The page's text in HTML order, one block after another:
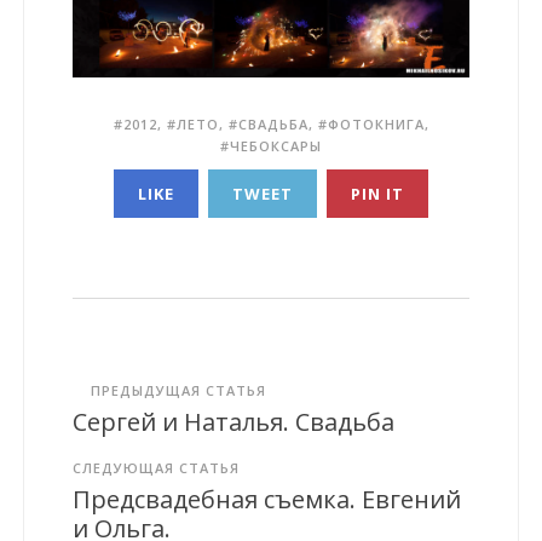
2012, ЛЕТО , СВАДЬБА, ФОТОКНИГА,
ЧЕБОКСАРЫ
LIKE TWEET PIN IT
ПРЕДЫДУЩАЯ СТАТЬЯ
Сергей и Наталья. Свадьба
СЛЕДУЮЩАЯ СТАТЬЯ
Предсвадебная съемка. Евгений
и Ольга.